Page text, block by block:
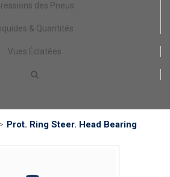
des Pneus
Liquides & Quantités
Vues Éclatées
> Prot. Ring Steer. Head Bearing